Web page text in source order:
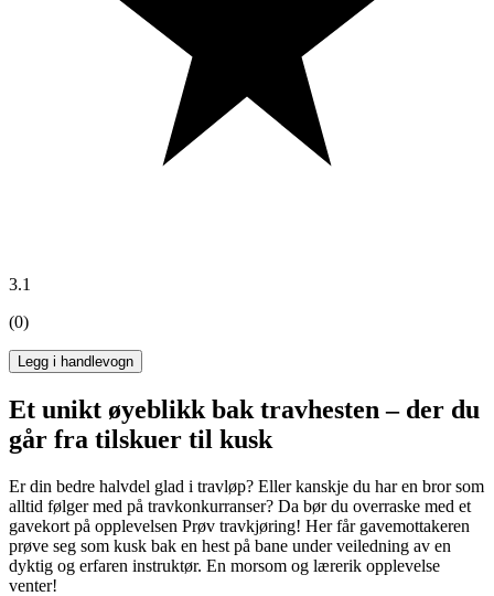
3.1
(0)
Legg i handlevogn
Et unikt øyeblikk bak travhesten – der du
går fra tilskuer til kusk
Er din bedre halvdel glad i travløp? Eller kanskje du har en bror som
alltid følger med på travkonkurranser? Da bør du overraske med et
gavekort på opplevelsen Prøv travkjøring! Her får gavemottakeren
prøve seg som kusk bak en hest på bane under veiledning av en
dyktig og erfaren instruktør. En morsom og lærerik opplevelse
venter!